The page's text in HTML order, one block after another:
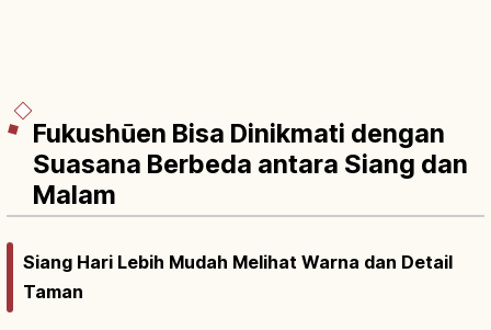
Fukushūen Bisa Dinikmati dengan
Suasana Berbeda antara Siang dan
Malam
Siang Hari Lebih Mudah Melihat Warna dan Detail
Taman